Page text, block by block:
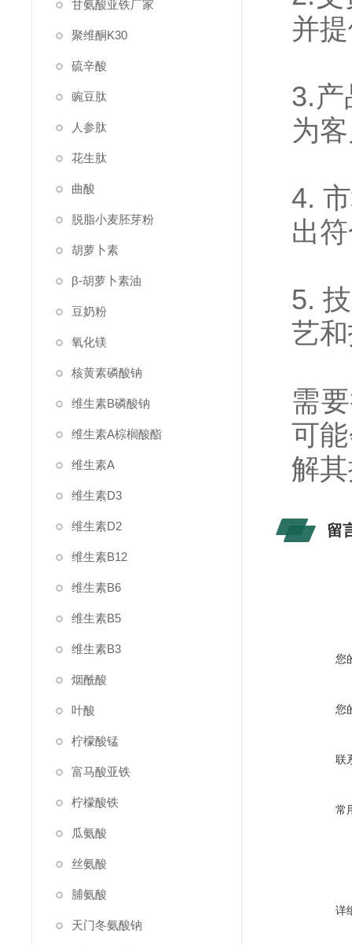
甘氨酸亚铁厂家
聚维酮K30
硫辛酸
豌豆肽
人参肽
花生肽
曲酸
脱脂小麦胚芽粉
胡萝卜素
β-胡萝卜素油
豆奶粉
氧化镁
核黄素磷酸钠
维生素B磷酸钠
维生素A棕榈酸酯
维生素A
维生素D3
维生素D2
维生素B12
维生素B6
维生素B5
维生素B3
烟酰酸
叶酸
柠檬酸锰
富马酸亚铁
柠檬酸铁
瓜氨酸
丝氨酸
脯氨酸
天门冬氨酸钠
并
3.产
为
4.
出
5.
艺
需
可
解
留
您
您
联
常
详